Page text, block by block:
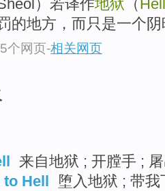
）若译作地狱 （Hell
的地方，而只是一个
个网页-相关网页
来自地狱 ; 开膛手 ;
to Hell
堕入地狱 ; 带